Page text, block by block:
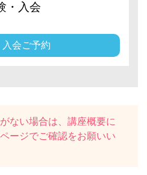
・入会
入会ご予約
ない場合は、講座概要に
ージでご確認をお願いい